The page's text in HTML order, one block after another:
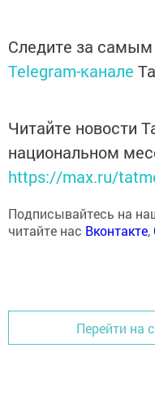
Следите за
Telegram-канале
Читайте новости
национальном
https://max.ru/
Подписывайтесь на
читайте нас Вконтакте,
Перейти на